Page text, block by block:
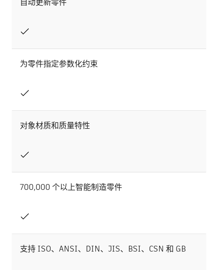
为零件指定参数化约束
对象材质和质量特性
700,000 个以上智能制造零件
支持 ISO、ANSI、DIN、JIS、BSI、CSN 和 GB